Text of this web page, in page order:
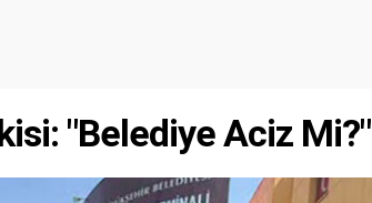
"Belediye Aciz Mi?"